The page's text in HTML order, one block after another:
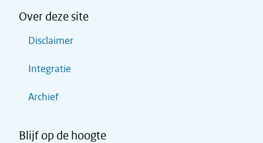
Over deze site
Disclaimer
Integratie
Archief
Blijf op de hoogte